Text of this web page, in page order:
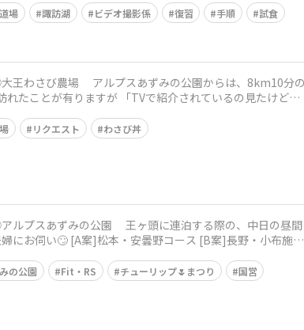
場 諏訪湖 ビデオ撮影係 復習 手順 試食
からは、8km10分の
リクエスト
わさび丼
に連泊する際の、中日の昼間
にお伺い🙄 [A案]松本・安曇野コース [B案]長野・小布施コ
の公園 Fit・RS チューリップ🌷まつり
国営